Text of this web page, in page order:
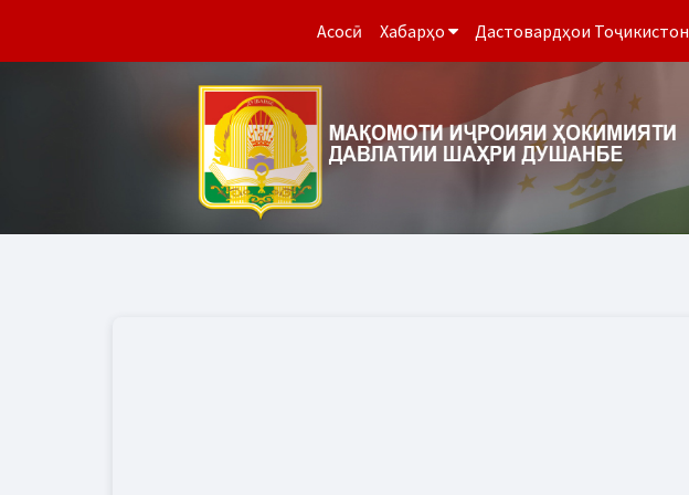
Асосӣ Хабарҳо Дастовардҳои Тоҷикистон